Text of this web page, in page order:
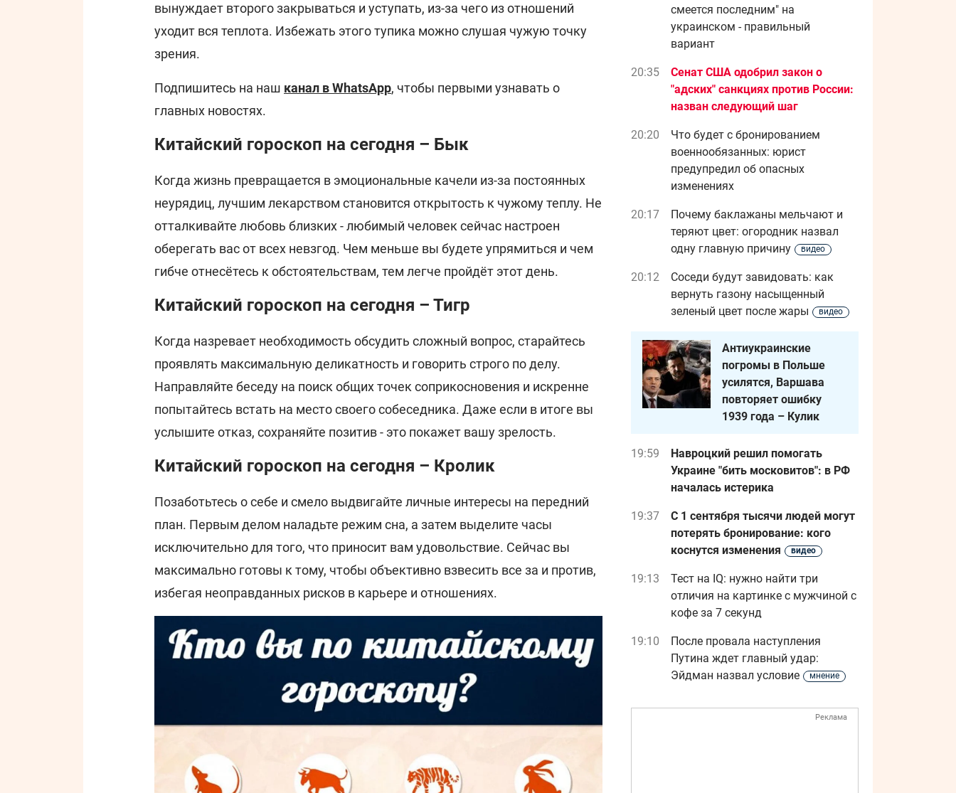
вынуждает второго закрываться и уступать, из-за чего из отношений
уходит вся теплота. Избежать этого тупика можно слушая чужую точку
зрения.
Подпишитесь на наш канал в WhatsApp, чтобы первыми узнавать о
главных новостях.
Китайский гороскоп на сегодня – Бык
Когда жизнь превращается в эмоциональные качели из-за постоянных
неурядиц, лучшим лекарством становится открытость к чужому теплу. Не
отталкивайте любовь близких - любимый человек сейчас настроен
оберегать вас от всех невзгод. Чем меньше вы будете упрямиться и чем
гибче отнесётесь к обстоятельствам, тем легче пройдёт этот день.
Китайский гороскоп на сегодня – Тигр
Когда назревает необходимость обсудить сложный вопрос, старайтесь
проявлять максимальную деликатность и говорить строго по делу.
Направляйте беседу на поиск общих точек соприкосновения и искренне
попытайтесь встать на место своего собеседника. Даже если в итоге вы
услышите отказ, сохраняйте позитив - это покажет вашу зрелость.
Китайский гороскоп на сегодня – Кролик
Позаботьтесь о себе и смело выдвигайте личные интересы на передний
план. Первым делом наладьте режим сна, а затем выделите часы
исключительно для того, что приносит вам удовольствие. Сейчас вы
максимально готовы к тому, чтобы объективно взвесить все за и против,
избегая неоправданных рисков в карьере и отношениях.
смеется последним" на
украинском - правильный
вариант
20:35
Сенат США одобрил закон о
"адских" санкциях против России:
назван следующий шаг
20:20
Что будет с бронированием
военнообязанных: юрист
предупредил об опасных
изменениях
20:17
Почему баклажаны мельчают и
теряют цвет: огородник назвал
одну главную причину
видео
20:12
Соседи будут завидовать: как
вернуть газону насыщенный
зеленый цвет после жары
видео
Антиукраинские
погромы в Польше
усилятся, Варшава
повторяет ошибку
1939 года – Кулик
19:59
Навроцкий решил помогать
Украине "бить московитов": в РФ
началась истерика
19:37
С 1 сентября тысячи людей могут
потерять бронирование: кого
коснутся изменения
видео
19:13
Тест на IQ: нужно найти три
отличия на картинке с мужчиной с
кофе за 7 секунд
19:10
После провала наступления
Путина ждет главный удар:
Эйдман назвал условие
мнение
Реклама